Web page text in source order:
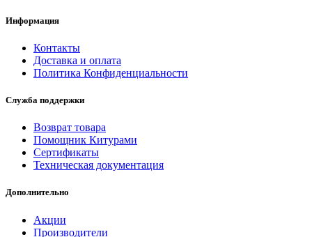
Информация
Контакты
Доставка и оплата
Политика Конфиденциальности
Служба поддержки
Возврат товара
Помощник Китурами
Сертификаты
Техническая документация
Дополнительно
Акции
Производители